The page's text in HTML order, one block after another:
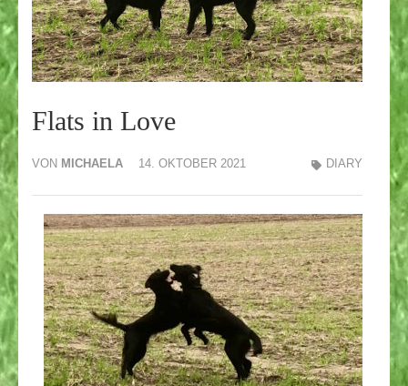
Flats in Love
VON MICHAELA 14. OKTOBER 2021 DIARY